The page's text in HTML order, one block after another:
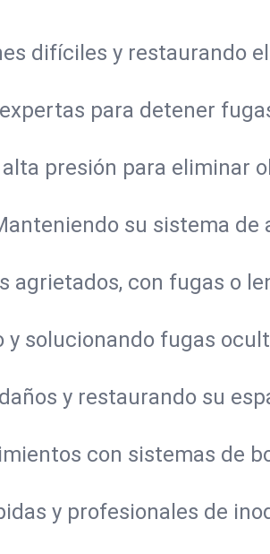
difíciles y restaurando
para detener
presión para eliminar
su sistema
agrietados, con fugas o
y solucionando fugas
y restaurando su
con sistemas de
y profesionales de